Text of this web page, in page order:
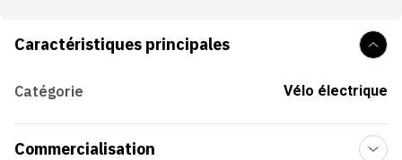
Caractéristiques principales
Catégorie Vélo électrique
Commercialisation